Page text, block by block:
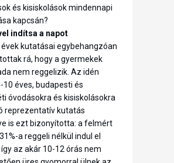
és kisiskolások mindennapi
kapcsán?
indítsa a napot
kutatásai egybehangzóan
rá, hogy a gyermekek
nem reggelizik. Az idén
éves, budapesti és
óvodásokra és kisiskolásokra
reprezentatív kutatás
is ezt bizonyította: a felmért
a reggeli nélkül indul el
az akár 10-12 órás nem